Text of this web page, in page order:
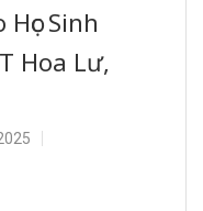
Sinh
Hoa Lư,